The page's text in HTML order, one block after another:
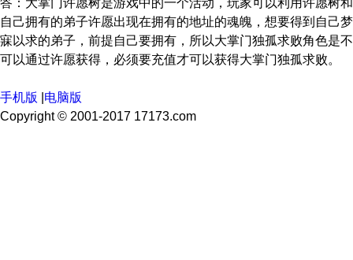
答：大掌门许愿树是游戏中的一个活动，玩家可以利用许愿树和
自己拥有的弟子许愿出现在拥有的地址的魂魄，想要得到自己梦
寐以求的弟子，前提自己要拥有，所以大掌门独孤求败角色是不
可以通过许愿获得，必须要充值才可以获得大掌门独孤求败。
手机版
电脑版
Copyright © 2001-2017 17173.com